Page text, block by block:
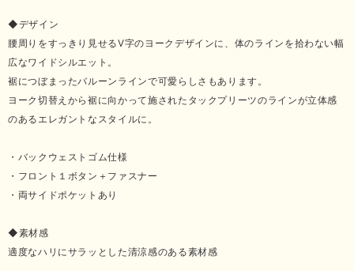
◆デザイン
腰周りをすっきり見せるV字のヨークデザインに、体のラインを拾わない幅
広なワイドシルエット。
裾につぼまったバルーンラインで可愛らしさもあります。
ヨーク切替えから裾に向かって施されたタックプリーツのラインが立体感
のあるエレガントなスタイルに。
・バックウェストゴム仕様
・フロント１ボタン＋ファスナー
・両サイドポケットあり
◆素材感
適度なハリにサラッとした清涼感のある素材感